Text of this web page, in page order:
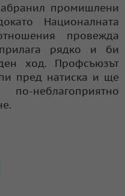
промишлени
Националната
провежда
рядко и би
ход. Профсъюзът
пред натиска и ще